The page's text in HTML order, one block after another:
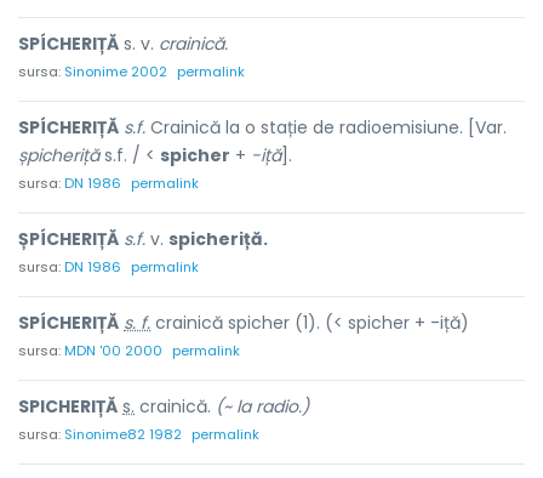
SPÍCHERIȚĂ s. v. crainică.
sursa: Sinonime 2002 permalink
SPÍCHERIȚĂ s.f. Crainică la o stație de radioemisiune. [Var.
șpicherițăs.f. / < spicher + -iță].
sursa:DN 1986 permalink
ȘPÍCHERIȚĂ s.f. v. spicheriță.
sursa:DN 1986 permalink
SPÍCHERIȚĂ s. f. crainică spicher (1). (< spicher + -iță)
sursa:MDN '00 2000 permalink
SPICHERIȚĂ s. crainică. (~ la radio.)
sursa: Sinonime82 1982 permalink